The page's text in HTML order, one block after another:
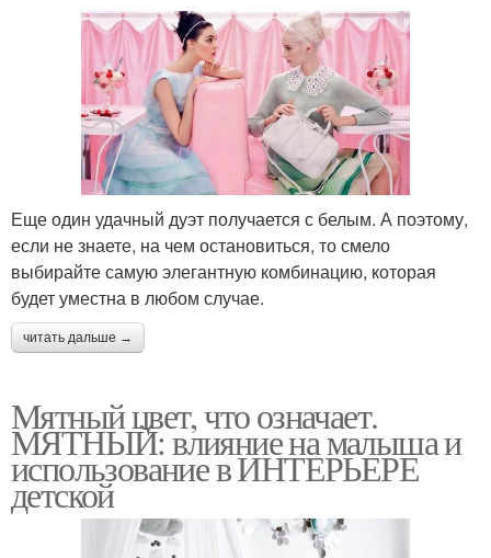
Еще один удачный дуэт получается с белым. А поэтому,
если не знаете, на чем остановиться, то смело
выбирайте самую элегантную комбинацию, которая
будет уместна в любом случае.
читать дальше →
Мятный цвет, что означает.
МЯТНЫЙ: влияние на малыша и
использование в ИНТЕРЬЕРЕ
детской